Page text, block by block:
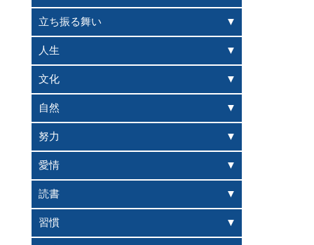
立ち振る舞い
人生
文化
自然
努力
愛情
読書
習慣